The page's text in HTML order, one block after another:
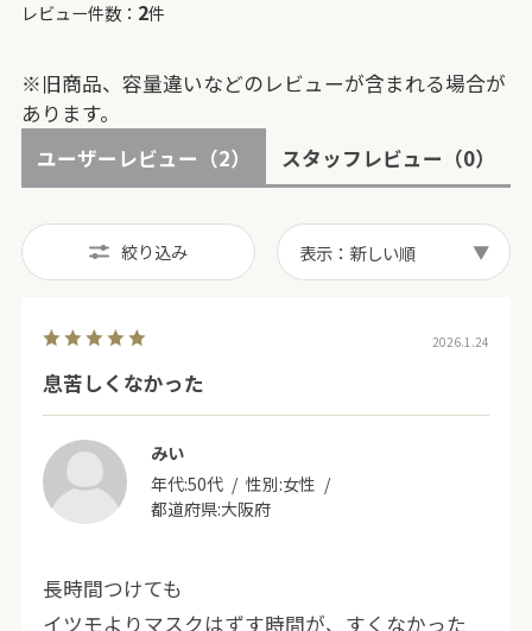
レビュー件数： 2件
※旧商品、容量違いなどのレビューが含まれる場合が
あります。
ユーザーレビュー （2） スタッフレビュー （0）
絞り込み 表示：新しい順
2026.1.24
息苦しくなかった
みい
年代:50代 性別:女性
都道府県:大阪府
長時間つけても
イツモよりマスクはずす時間が、すくなかった